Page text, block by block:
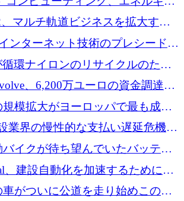
の拡張に 2,000 万ドルを調達
、マルチ軌道ビジネスを拡大する
ーズCで7,000万ドルを調達
ンターネット技術のプレシードと
ルを確保
循環ナイロンのリサイクルのため
A で 3,000 万ドルを調達
、6,200万ユーロの資金調達
ルダムに根を張る
模拡大がヨーロッパで最も成功
生み出す、アントラー氏が発見
業界の慢性的な支払い遅延危機に
に 290 万ポンドを調達
イクが待ち望んでいたバッテリ
ワークを構築している
、建設自動化を加速するためにシ
3,200 万ドルを確保
車がついに公道を走り始めこの国